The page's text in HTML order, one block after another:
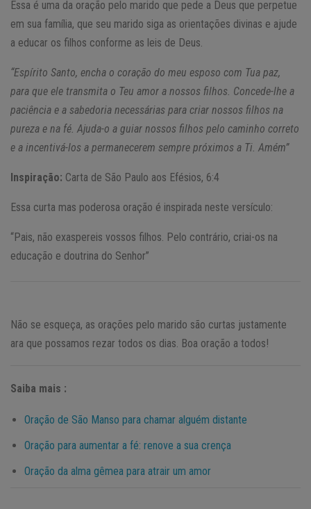
Essa é uma da oração pelo marido que pede a Deus que perpetue
em sua família, que seu marido siga as orientações divinas e ajude
a educar os filhos conforme as leis de Deus.
“Espírito Santo, encha o coração do meu esposo com Tua paz,
para que ele transmita o Teu amor a nossos filhos. Concede-lhe a
paciência e a sabedoria necessárias para criar nossos filhos na
pureza e na fé. Ajuda-o a guiar nossos filhos pelo caminho correto
e a incentivá-los a permanecerem sempre próximos a Ti. Amém”
Inspiração: Carta de São Paulo aos Efésios, 6:4
Essa curta mas poderosa oração é inspirada neste versículo:
“Pais, não exaspereis vossos filhos. Pelo contrário, criai-os na
educação e doutrina do Senhor”
Não se esqueça, as orações pelo marido são curtas justamente
ara que possamos rezar todos os dias. Boa oração a todos!
Saiba mais :
Oração de São Manso para chamar alguém distante
Oração para aumentar a fé: renove a sua crença
Oração da alma gêmea para atrair um amor